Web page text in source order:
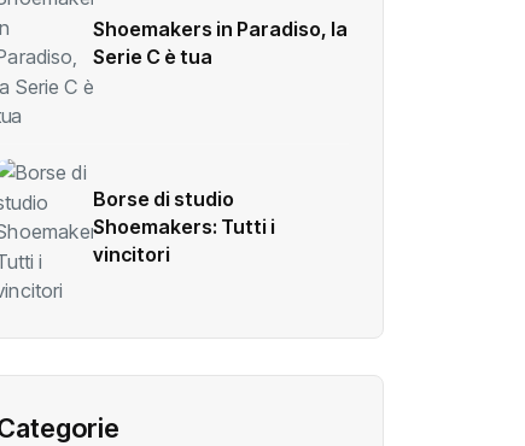
Shoemakers in Paradiso, la
Serie C è tua
Borse di studio
Shoemakers: Tutti i
vincitori